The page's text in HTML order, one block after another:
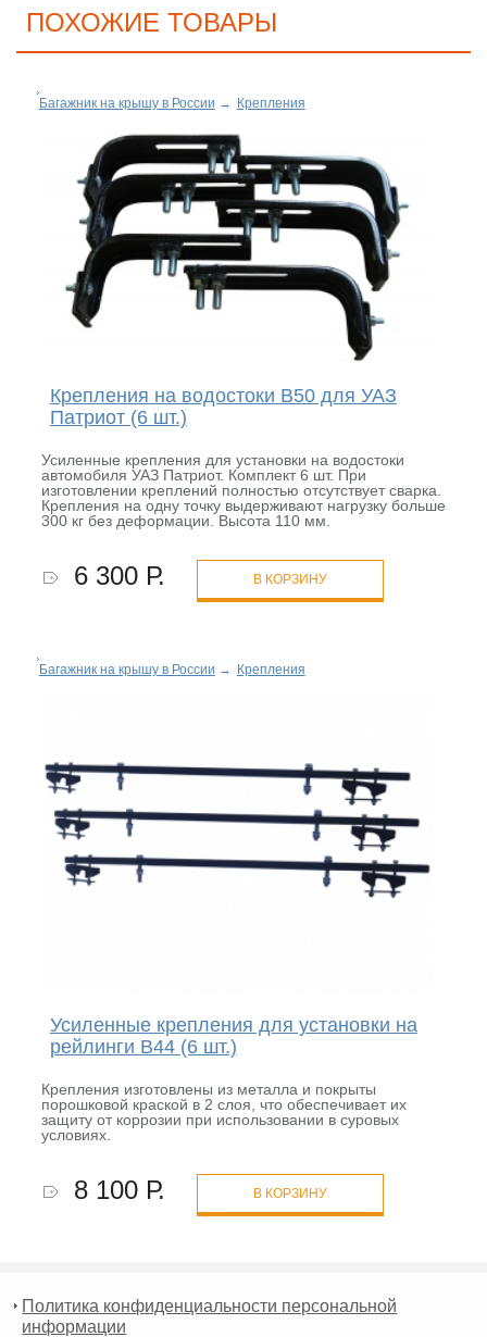
ПОХОЖИЕ ТОВАРЫ
Багажник на крышу в России → Крепления
Крепления на водостоки B50 для УАЗ
Патриот (6 шт.)
Усиленные крепления для установки на водостоки
автомобиля УАЗ Патриот. Комплект 6 шт. При
изготовлении креплений полностью отсутствует сварка.
Крепления на одну точку выдерживают нагрузку больше
300 кг без деформации. Высота 110 мм.
6 300 Р. В КОРЗИНУ
Багажник на крышу в России → Крепления
Усиленные крепления для установки на
рейлинги B44 (6 шт.)
Крепления изготовлены из металла и покрыты
порошковой краской в 2 слоя, что обеспечивает их
защиту от коррозии при использовании в суровых
условиях.
8 100 Р. В КОРЗИНУ
Политика конфиденциальности персональной
информации